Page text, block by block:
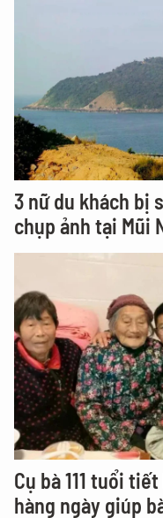
3 nữ du khách bị
chụp ảnh tại Mũi
Cụ bà 111 tuổi
hàng ngày giúp